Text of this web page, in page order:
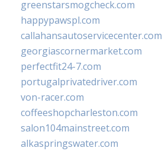
greenstarsmogcheck.com
happypawspl.com
callahansautoservicecenter.com
georgiascornermarket.com
perfectfit24-7.com
portugalprivatedriver.com
von-racer.com
coffeeshopcharleston.com
salon104mainstreet.com
alkaspringswater.com